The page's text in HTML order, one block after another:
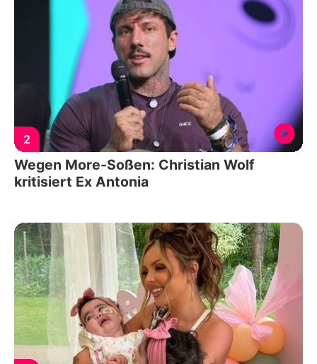
2
Wegen More-Soßen: Christian Wolf
kritisiert Ex Antonia